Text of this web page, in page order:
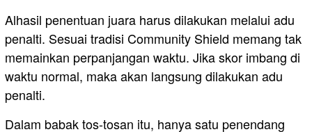
Alhasil penentuan juara harus dilakukan melalui adu
penalti. Sesuai tradisi Community Shield memang tak
memainkan perpanjangan waktu. Jika skor imbang di
waktu normal, maka akan langsung dilakukan adu
penalti.
Dalam babak tos-tosan itu, hanya satu penendang